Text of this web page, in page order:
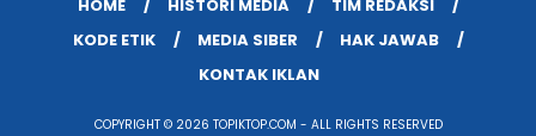
HOME HISTORI MEDIA
TIM REDAKSI
KODE ETIK
MEDIA SIBER
HAK JAWAB
KONTAK IKLAN
COPYRIGHT © 2026 TOPIKTOP.COM - ALL RIGHTS RESERVED